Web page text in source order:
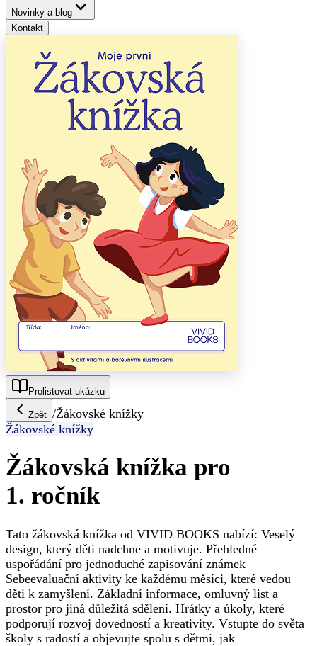
Novinky a blog
Kontakt
Prolistovat ukázku
Zpět /Žákovské knížky
Žákovské knížky
Žákovská knížka pro
1. ročník
Tato žákovská knížka od VIVID BOOKS nabízí: Veselý
design, který děti nadchne a motivuje. Přehledné
uspořádání pro jednoduché zapisování známek
Sebeevaluační aktivity ke každému měsíci, které vedou
děti k zamyšlení. Základní informace, omluvný list a
prostor pro jiná důležitá sdělení. Hrátky a úkoly, které
podporují rozvoj dovedností a kreativity. Vstupte do světa
školy s radostí a objevujte spolu s dětmi, jak